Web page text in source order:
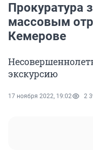
Прокуратура
массовым
Кемерове
экскурсию
17 ноября 2022, 19:02 2